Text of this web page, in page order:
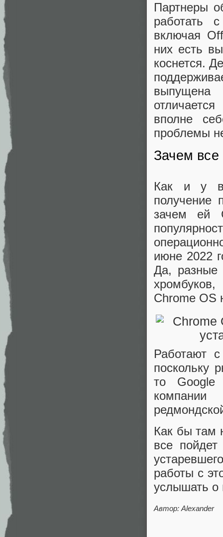
Партнеры
работать
включая
них есть
коснется.
выпущена
вполне
проблемы
Зачем все
Как и у
получение
зачем ей
июне 2022
Да, разные
Chrome OS
Работают
поскольку
то Google
Как бы там
все
работы с
услышать о
Автор: Alexander